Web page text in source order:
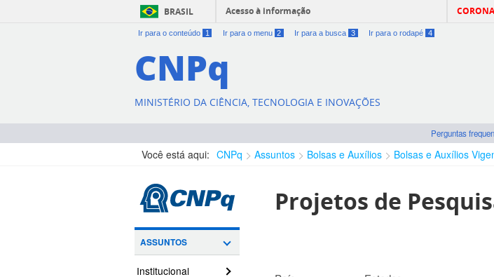
BRASIL Acesso à informação
Ir para o conteúdo 1 Ir para o menu 2 Ir para a busca 3 Ir para o rodapé 4
CNPq
MINISTÉRIO DA CIÊNCIA, TECNOLOGIA E INOVAÇÕES
Perguntas
Você está aqui: CNPq Assuntos Bolsas e Auxílios Bolsas e Auxílios
ASSUNTOS
Institucional
Projetos de